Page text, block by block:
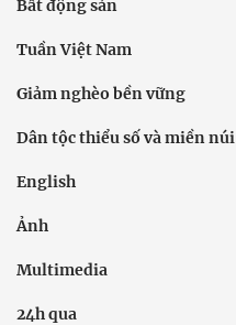
Bất động sản
Tuần Việt Nam
Giảm nghèo bền vững
Dân tộc thiểu số và miền núi
English
Ảnh
Multimedia
24h qua